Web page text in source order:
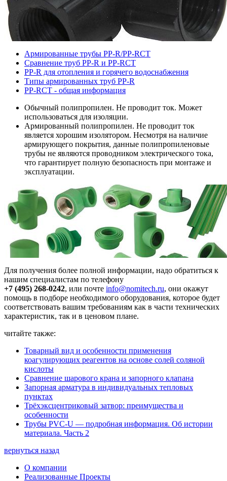
Армированные трубы PP-R/PP-RCT
Сравнение труб PP-R и PP-RCT
PP-R для отопления и горячего водоснабжения
Типы армированных труб PP-R
PP-RCT - общая информация
Обычный полипропилен. Не проводит ток. Может
использоваться для изоляции.
Армированный полипропилен. Не проводит ток
является хорошим изолятором. Несмотря на наличие
армирующего покрытия, данные полипропиленовые
трубы не являются проводником электрического тока,
что гарантирует полную безопасность при монтаже и
эксплуатации.
Для получения более полной информации, надо обратиться к
нашим специалистам по телефону
+7 (495) 268-0242, или почте info@nomitech.ru, они окажут
помощь в подборе необходимого оборудования, которое будет
соответствовать вашим требованиям как в части технических
характеристик, так и в ценовом плане.
читайте также:
Товарный вид и особенности применения
коагулирующих реагентов на основе солей соляной
кислоты
Сравнение шарового крана и запорного клапана
Запорная арматура в индивидуальных тепловых
пунктах
Трёхэксцентриковый затвор: преимущества и
особенности
Трубы PVC-U — подробная информация. Об истории
материала. Часть 2
вернуться назад
О компании
Реализованные Проекты